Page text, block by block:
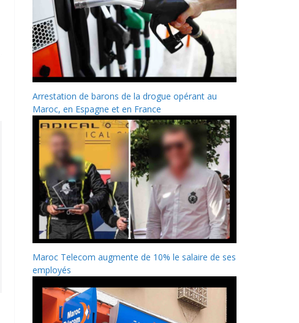
Arrestation de barons de la drogue opérant au
Maroc, en Espagne et en France
Maroc Telecom augmente de 10% le salaire de ses
employés